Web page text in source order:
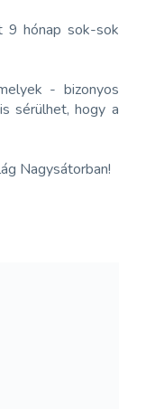
9 hónap sok-sok
- bizonyos
sérülhet, hogy a
Nagysátorban!